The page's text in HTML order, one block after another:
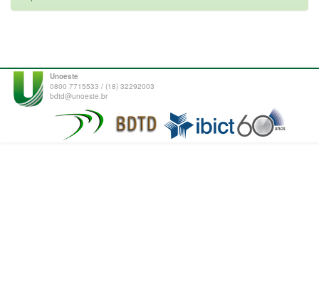
Unoeste
0800 7715533 / (18) 32292003
bdtd@unoeste.br